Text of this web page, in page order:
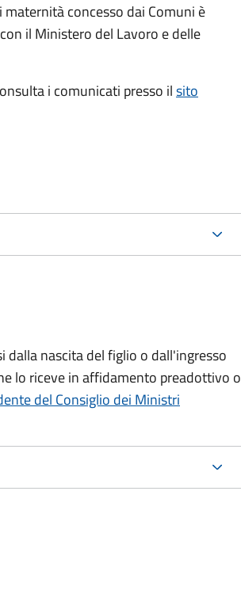
maternità concesso dai Comuni è
il Ministero del Lavoro e delle
i comunicati presso ilsito
dalla nascita del figlio o dall'ingresso
lo riceve in affidamento preadottivo o
del Consiglio dei Ministri